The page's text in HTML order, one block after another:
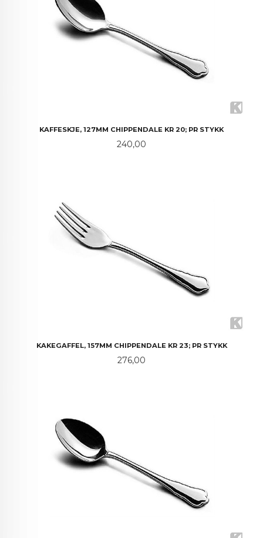
KAFFESKJE, 127MM CHIPPENDALE KR 20; PR STYKK
Pris
240,00
KAKEGAFFEL, 157MM CHIPPENDALE KR 23; PR STYKK
Pris
276,00